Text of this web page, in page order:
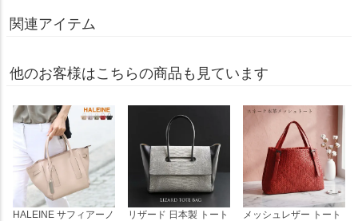
関連アイテム
他のお客様はこちらの商品も見ています
HALEINE サフィアーノ
リザード 日本製 トート
メッシュレザー トート